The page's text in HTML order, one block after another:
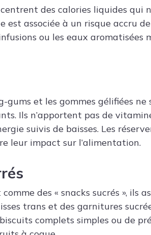
des calories liquides qui
est associée à un risque accru
ou les eaux
gums et les gommes gélifiées
Ils n’apportent pas de
suivis de baisses. Les
leur impact sur l’alimentation.
des « snacks sucrés », ils
trans et des garnitures
complets simples ou de